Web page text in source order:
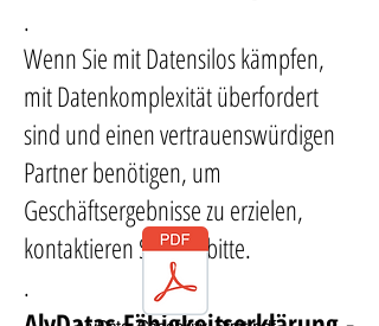
.
Wenn Sie mit Datensilos kämpfen,
mit Datenkomplexität überfordert
sind und einen vertrauenswürdigen
Partner benötigen, um
Geschäftsergebnisse zu erzielen,
kontaktieren Sie uns bitte.
.